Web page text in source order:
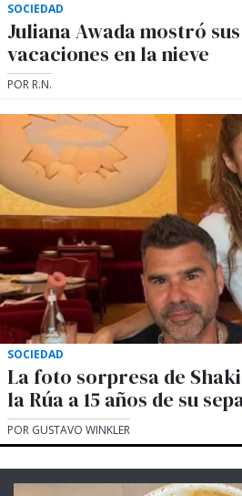
SOCIEDAD
Juliana Awada mostró
vacaciones en la nieve
POR R.N.
SOCIEDAD
La foto sorpresa de
la Rúa a 15 años de su
POR GUSTAVO WINKLER